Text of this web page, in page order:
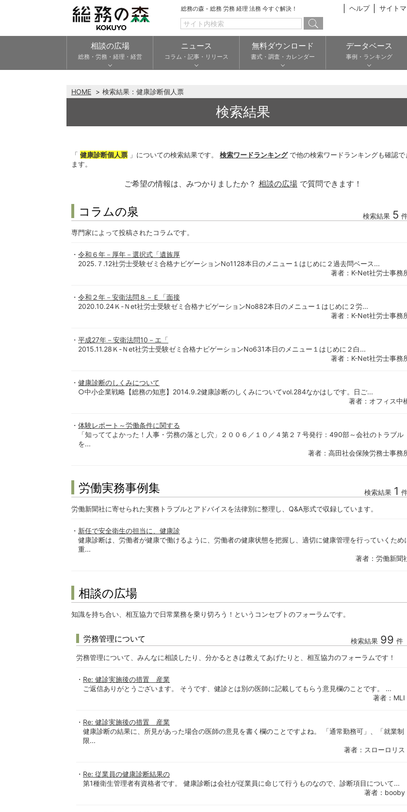
総務の森 - 総務 労務 経理 法務 今すぐ解決！ ヘルプ サイト
相談の広場
総務・労務・経理・経営
ニュース
コラム・記事・リリース
無料ダウンロード
書式・調査・カレンダー
データベース
事例・ランキング
HOME 検索結果： 健康診断個人票
検索結果
「 健康診断個人票 」についての検索結果です。 検索ワードランキングで他の検索ワードランキングも確認で
ます。
ご希望の情報は、みつかりましたか？ 相談の広場 で質問できます！
コラムの泉 検索結果 5
専門家によって投稿されたコラムです。
令和６年－厚年－選択式「遺族厚
2025.７.12社労士受験ゼミ合格ナビゲーションNo1128本日のメニュー１はじめに２過去問ベース...
著者：K-Net社労士事務
令和２年－安衛法問８－Ｅ「面接
2020.10.24Ｋ-Ｎet社労士受験ゼミ合格ナビゲーションNo882本日のメニュー１はじめに２労...
著者：K-Net社労士事務
平成27年－安衛法問10－エ「
2015.11.28Ｋ-Ｎet社労士受験ゼミ合格ナビゲーションNo631本日のメニュー１はじめに２白...
著者：K-Net社労士事務
健康診断のしくみについて
○中小企業戦略【総務の知恵】2014.9.2健康診断のしくみについてvol.284なかはしです。日ご...
著者：オフィス中
体験レポート～労働条件に関する
「知っててよかった！人事・労務の落とし穴」２００６／１０／４第２７号発行：490部～会社のトラブル
を...
著者：高田社会保険労務士事務
労働実務事例集 検索結果 1
労働新聞社に寄せられた実務トラブルとアドバイスを法律別に整理し、Q&A形式で収録しています。
新任で安全衛生の担当に、健康診
健康診断は、労働者が健康で働けるように、労働者の健康状態を把握し、適切に健康管理を行っていくため
重...
著者：労働新聞
相談の広場
知識を持ち合い、相互協力で日常業務を乗り切ろう！というコンセプトのフォーラムです。
労務管理について 検索結果 99 件
労務管理について、みんなに相談したり、分かるときは教えてあげたりと、相互協力のフォーラムです！
Re: 健診実施後の措置 産業
ご返信ありがとうございます。 そうです、健診とは別の医師に記載してもらう意見欄のことです。 ...
著者：MLI
Re: 健診実施後の措置 産業
健康診断の結果に、所見があった場合の医師の意見を書く欄のことですよね。 「通常勤務可」、「就業制
限...
著者：スローロリス
Re: 従業員の健康診断結果の
第1種衛生管理者有資格者です。 健康診断は会社が従業員に命じて行うものなので、診断項目について...
著者：booby